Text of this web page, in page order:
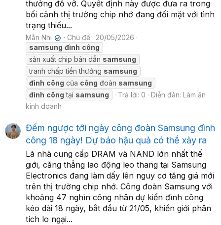
thưởng đổ vỡ. Quyết định này được đưa ra trong
bối cảnh thị trường chip nhớ đang đối mặt với tình
trạng thiếu...
Mẫn Nhi ✔ Chủ đề
20/05/2026
samsung đình công
sản xuất chip bán dẫn samsung
tranh chấp tiền thưởng samsung
đình công của công đoàn samsung
đình công tại samsung Trả lời: 0 Diễn đàn: Làm ăn
kinh doanh
Đếm ngược tới ngày công đoàn Samsung đình
công 18 ngày! Dự báo hậu quả có thể xảy ra
Là nhà cung cấp DRAM và NAND lớn nhất thế
giới, căng thẳng lao động leo thang tại Samsung
Electronics đang làm dấy lên nguy cơ tăng giá mới
trên thị trường chip nhớ. Công đoàn Samsung với
khoảng 47 nghìn công nhân dự kiến đình công
kéo dài 18 ngày, bắt đầu từ 21/05, khiến giới phân
tích lo ngại...